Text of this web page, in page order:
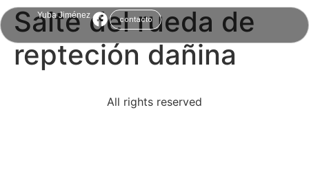
Yuba Jiménez contacto
Salte del rueda de
repteción dañina
All rights reserved